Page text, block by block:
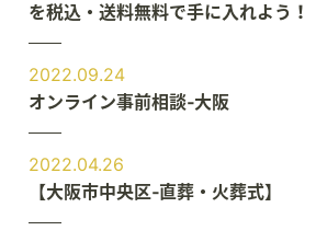
を税込・送料無料で手に入れよう！
2022.09.24
オンライン事前相談‐大阪
2022.04.26
【大阪市中央区‐直葬・火葬式】